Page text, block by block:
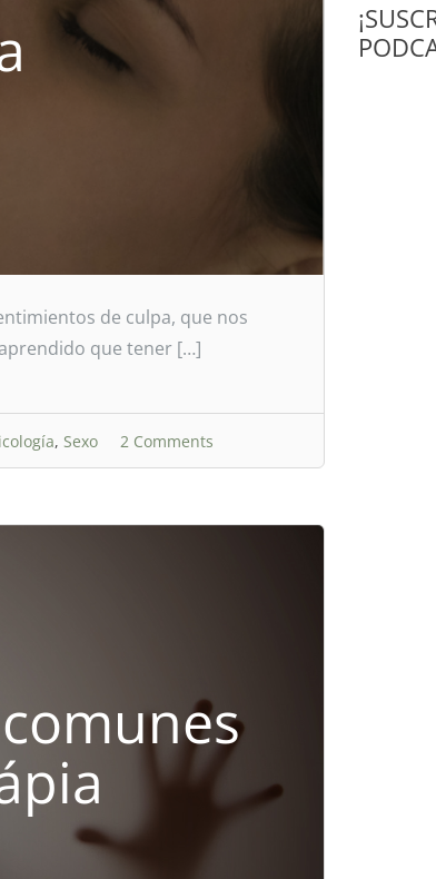
de culpa, que nos
que tener […]
, Sexo 2 Comments